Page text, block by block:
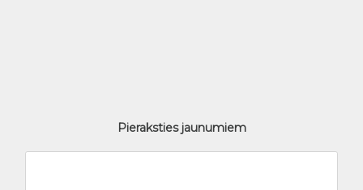
Pieraksties jaunumiem